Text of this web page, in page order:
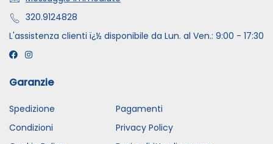
320.9124828
L'assistenza clienti ï¿½ disponibile da Lun. al Ven.: 9:00 - 17:30
Garanzie
Spedizione
Pagamenti
Condizioni
Privacy Policy